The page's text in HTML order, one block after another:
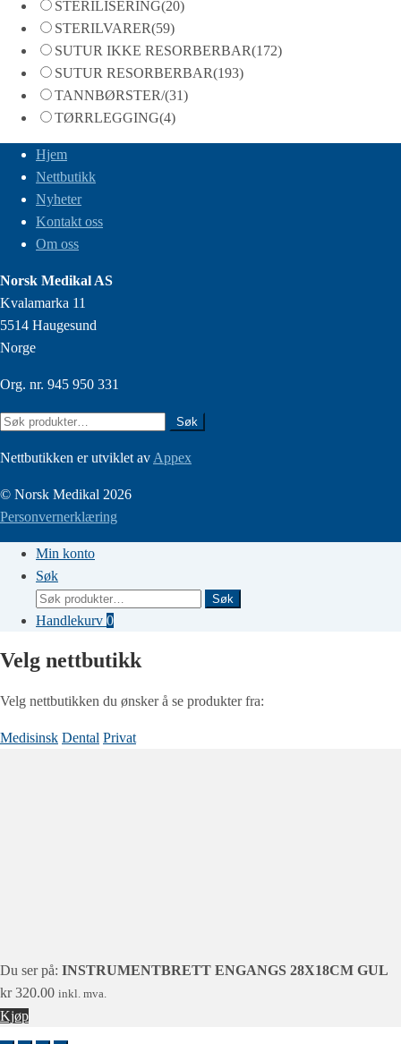
STERILISERING(20)
STERILVARER(59)
SUTUR IKKE RESORBERBAR(172)
SUTUR RESORBERBAR(193)
TANNBØRSTER/(31)
TØRRLEGGING(4)
Hjem
Nettbutikk
Nyheter
Kontakt oss
Om oss
Norsk Medikal AS
Kvalamarka 11
5514 Haugesund
Norge
Org. nr. 945 950 331
Søk
Søk
Nettbutikken er utviklet av Appex
© Norsk Medikal 2026
Personvernerklæring
Min konto
Søk
Søk
etter:
Søk
Handlekurv 0
Velg nettbutikk
Velg nettbutikken du ønsker å se produkter fra:
Medisinsk Dental Privat
Du ser på: INSTRUMENTBRETT ENGANGS 28X18CM GUL
kr320.00 inkl. mva.
Kjøp